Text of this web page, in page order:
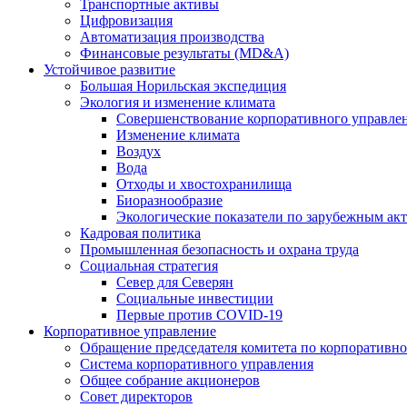
Транспортные активы
Цифровизация
Автоматизация производства
Финансовые результаты (MD&A)
Устойчивое развитие
Большая Норильская экспедиция
Экология и изменение климата
Совершенствование корпоративного
Изменение климата
Воздух
Вода
Отходы и хвостохранилища
Биоразнообразие
Экологические показатели по зарубежным
Кадровая политика
Промышленная безопасность и охрана труда
Социальная стратегия
Север для Северян
Социальные инвестиции
Первые против COVID‑19
Корпоративное управление
Обращение председателя комитета по
Система корпоративного управления
Общее собрание акционеров
Совет директоров